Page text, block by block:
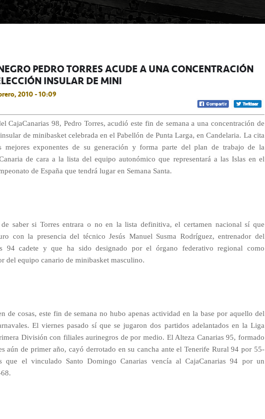
PEDRO TORRES ACUDE A UNA CONCENTRACIÓN
INSULAR DE MINI
2010 - 10:09
CajaCanarias 98, Pedro Torres, acudió este fin de semana a una concentración de
de minibasket celebrada en el Pabellón de Punta Larga, en Candelaria. La cita
mejores exponentes de su generación y forma parte del plan de trabajo de la
de cara a la lista del equipo autonómico que representará a las Islas en el
de España que tendrá lugar en Semana Santa.
de saber si Torres entrara o no en la lista definitiva, el certamen nacional sí que
con la presencia del técnico Jesús Manuel Susma Rodríguez, entrenador del
94 cadete y que ha sido designado por el órgano federativo regional como
del equipo canario de minibasket masculino.
de cosas, este fin de semana no hubo apenas actividad en la base por aquello del
El viernes pasado sí que se jugaron dos partidos adelantados en la Liga
División con filiales aurinegros de por medio. El Alteza Canarias 95, formado
aún de primer año, cayó derrotado en su cancha ante el Tenerife Rural 94 por 55-
que el vinculado Santo Domingo Canarias vencía al CajaCanarias 94 por un